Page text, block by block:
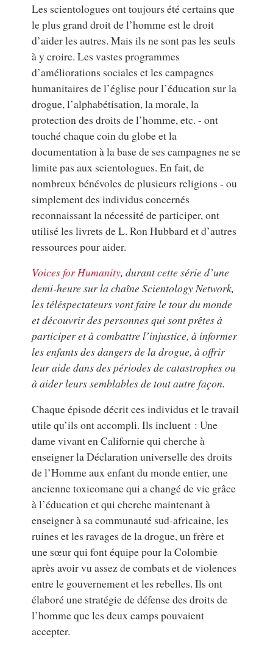
Les scientologues ont toujours été certains que
le plus grand droit de l’homme est le droit
d’aider les autres. Mais ils ne sont pas les seuls
à y croire. Les vastes programmes
d’améliorations sociales et les campagnes
humanitaires de l’église pour l’éducation sur la
drogue, l’alphabétisation, la morale, la
protection des droits de l’homme, etc. - ont
touché chaque coin du globe et la
documentation à la base de ses campagnes ne se
limite pas aux scientologues. En fait, de
nombreux bénévoles de plusieurs religions - ou
simplement des individus concernés
reconnaissant la nécessité de participer, ont
utilisé les livrets de L. Ron Hubbard et d’autres
ressources pour aider.
Voices for Humanity, durant cette série d’une
demi-heure sur la chaîne Scientology Network,
les téléspectateurs vont faire le tour du monde
et découvrir des personnes qui sont prêtes à
participer et à combattre l’injustice, à informer
les enfants des dangers de la drogue, à offrir
leur aide dans des périodes de catastrophes ou
à aider leurs semblables de tout autre façon.
Chaque épisode décrit ces individus et le travail
utile qu’ils ont accompli. Ils incluent : Une
dame vivant en Californie qui cherche à
enseigner la Déclaration universelle des droits
de l’Homme aux enfant du monde entier, une
ancienne toxicomane qui a changé de vie grâce
à l’éducation et qui cherche maintenant à
enseigner à sa communauté sud-africaine, les
ruines et les ravages de la drogue, un frère et
une sœur qui font équipe pour la Colombie
après avoir vu assez de combats et de violences
entre le gouvernement et les rebelles. Ils ont
élaboré une stratégie de défense des droits de
l’homme que les deux camps pouvaient
accepter.